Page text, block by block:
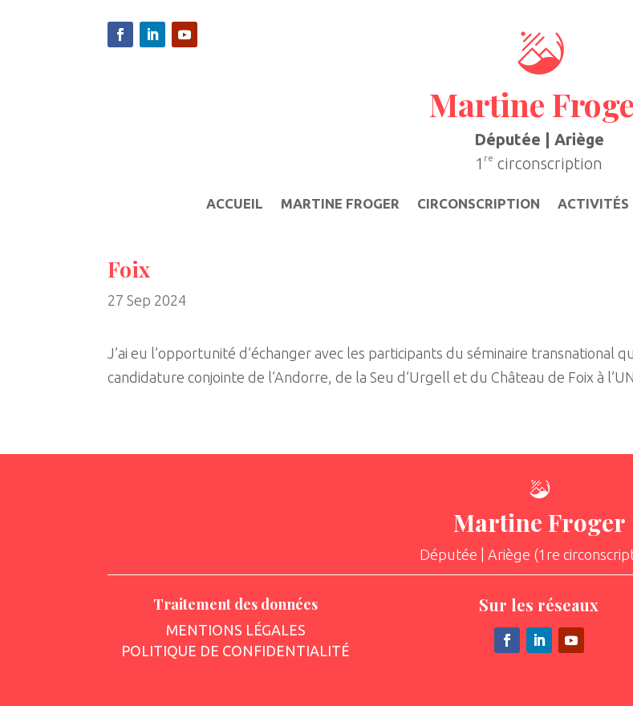
Martine
Députée | Ariège
1 re circonscription
ACCUEIL MARTINE FROGER CIRCONSCRIPTION ACTIVITÉS
Foix
27 Sep 2024
J’ai eu l’opportunité d’échanger avec les participants du séminaire transnational
candidature conjointe de l’Andorre, de la Seu d’Urgell et du Château de Foix à
Martine Froger
Députée | Ariège (1re
Traitement des données
MENTIONS LÉGALES
POLITIQUE DE CONFIDENTIALITÉ
Sur les réseaux